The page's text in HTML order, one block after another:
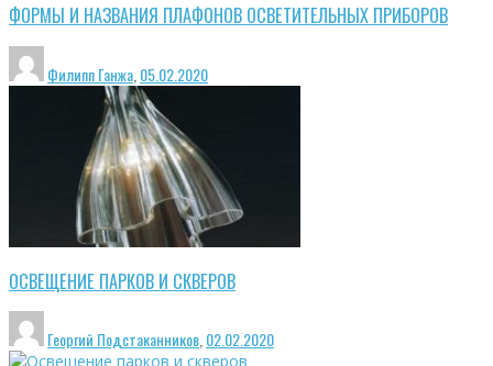
ФОРМЫ И НАЗВАНИЯ ПЛАФОНОВ ОСВЕТИТЕЛЬНЫХ ПРИБОРОВ
Филипп Ганжа 05.02.2020
ОСВЕЩЕНИЕ ПАРКОВ И СКВЕРОВ
Георгий Подстаканников,02.02.2020